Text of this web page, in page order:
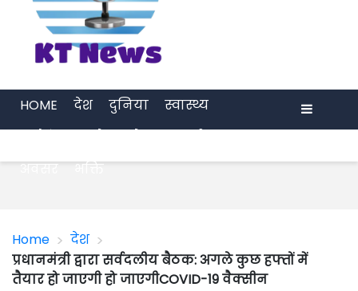
HOME देश दुनिया
स्वास्थ्य
अवसर
भक्ति
Home > देश >
प्रधानमंत्री द्वारा सर्वदलीय बैठक: अगले कुछ हफ्तों में
तैयार हो जाएगी हो जाएगीCOVID-19 वैक्सीन